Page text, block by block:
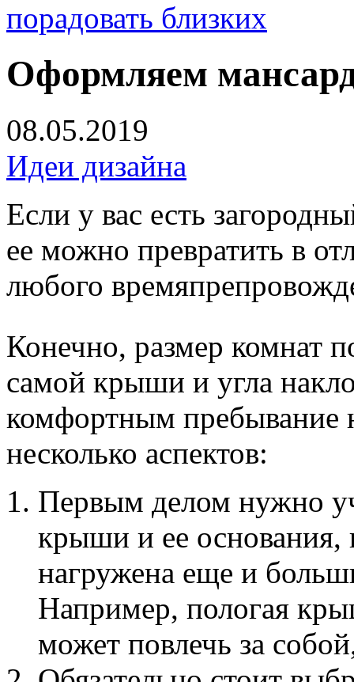
порадовать близких
Оформляем
08.05.2019
Идеи дизайна
Если у вас есть
ее можно превратить в
любого
Конечно, размер комнат
самой крыши и угла
комфортным пребывание
несколько аспектов:
Первым делом нужно
крыши и ее
нагружена еще и
Например, пологая
может повлечь за